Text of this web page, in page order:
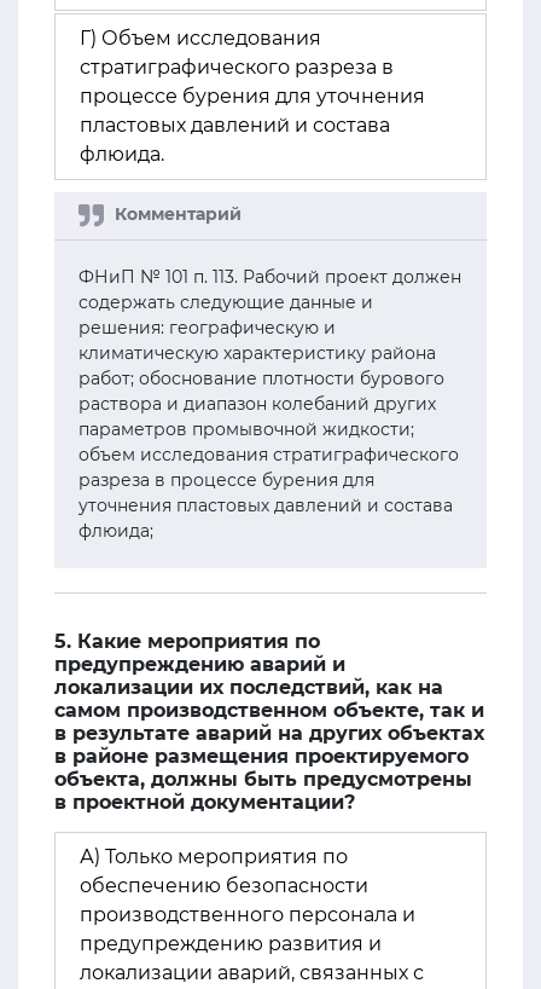
Г) Объем исследования
стратиграфического разреза в
процессе бурения для уточнения
пластовых давлений и состава
флюида.
ФНиП № 101 п. 113. Рабочий проект должен
содержать следующие данные и
решения: географическую и
климатическую характеристику района
работ; обоснование плотности бурового
раствора и диапазон колебаний других
параметров промывочной жидкости;
объем исследования стратиграфического
разреза в процессе бурения для
уточнения пластовых давлений и состава
флюида;
5. Какие мероприятия по
предупреждению аварий и
локализации их последствий, как на
самом производственном объекте, так и
в результате аварий на других объектах
в районе размещения проектируемого
объекта, должны быть предусмотрены
в проектной документации?
А) Только мероприятия по
обеспечению безопасности
производственного персонала и
предупреждению развития и
локализации аварий, связанных с